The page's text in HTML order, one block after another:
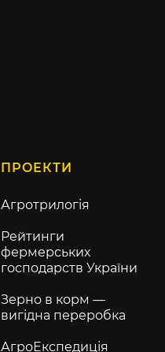
ПРОЕКТИ
Агротрилогія
Рейтинги
фермерських
господарств України
Зерно в корм —
вигідна переробка
АгроЕкспедиція